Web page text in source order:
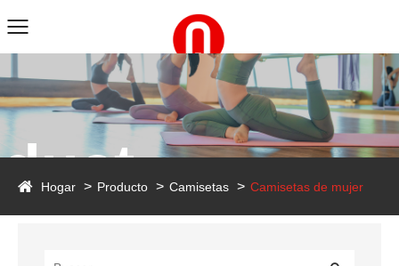
Hogar Producto Camisetas Camisetas de mujer